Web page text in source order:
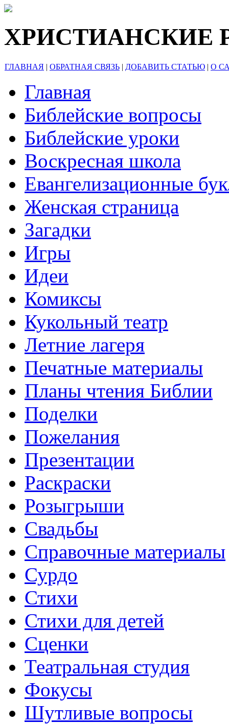
ХРИСТИАНСКИЕ
ГЛАВНАЯ | ОБРАТНАЯ СВЯЗЬ | ДОБАВИТЬ СТАТЬЮ | О
Главная
Библейские вопросы
Библейские уроки
Воскресная школа
Евангелизационные
Женская страница
Загадки
Игры
Идеи
Комиксы
Кукольный театр
Летние лагеря
Печатные материалы
Планы чтения Библии
Поделки
Пожелания
Презентации
Раскраски
Розыгрыши
Свадьбы
Справочные материалы
Сурдо
Стихи
Стихи для детей
Сценки
Театральная студия
Фокусы
Шутливые вопросы